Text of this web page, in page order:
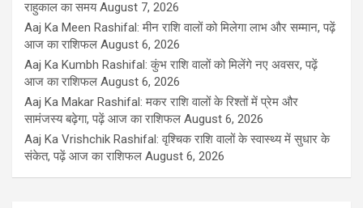
राहुकाल का समय August 7, 2026
Aaj Ka Meen Rashifal: मीन राशि वालों को मिलेगा लाभ और सम्मान, पढ़ें
आज का राशिफल August 6, 2026
Aaj Ka Kumbh Rashifal: कुंभ राशि वालों को मिलेंगे नए अवसर, पढ़ें
आज का राशिफल August 6, 2026
Aaj Ka Makar Rashifal: मकर राशि वालों के रिश्तों में प्रेम और
सामंजस्य बढ़ेगा, पढ़ें आज का राशिफल August 6, 2026
Aaj Ka Vrishchik Rashifal: वृश्चिक राशि वालों के स्वास्थ्य में सुधार के
संकेत, पढ़ें आज का राशिफल August 6, 2026